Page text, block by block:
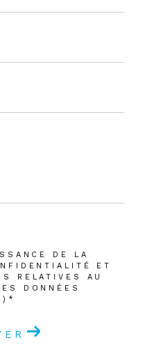
DE LA
ET
RELATIVES AU
DONNÉES